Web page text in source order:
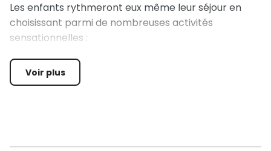
Les enfants rythmeront eux même leur séjour en
choisissant parmi de nombreuses activités
sensationnelles :
pour montrer ses talents d'acrobate
- Randonnée aquatique ou Canyoning: une session
bord d'un kart.
Voir plus